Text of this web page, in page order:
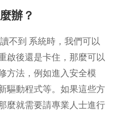
辦？
不到 系統時，我們可以
啟後還是卡住，那麼可以
方法，例如進入安全模
驅動程式等。如果這些方
麼就需要請專業人士進行